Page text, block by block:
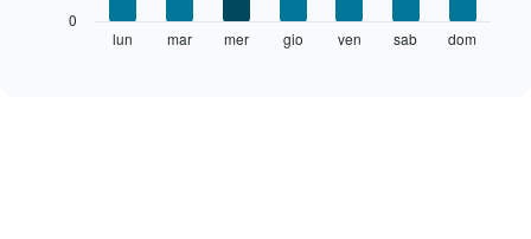
lun mar mer gio ven sab dom
0